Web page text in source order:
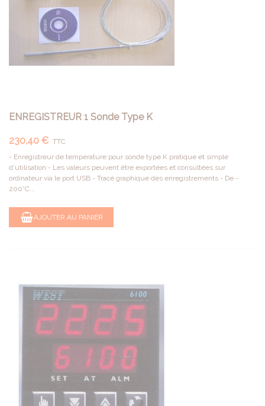
ENREGISTREUR 1 Sonde Type K
230,40 € TTC
- Enregistreur de température pour sonde type K pratique et simple
d'utilisation - Les valeurs peuvent être exportées et consultées sur
ordinateur via le port USB - Tracé graphique des enregistrements - De -
200°C...
AJOUTER AU PANIER